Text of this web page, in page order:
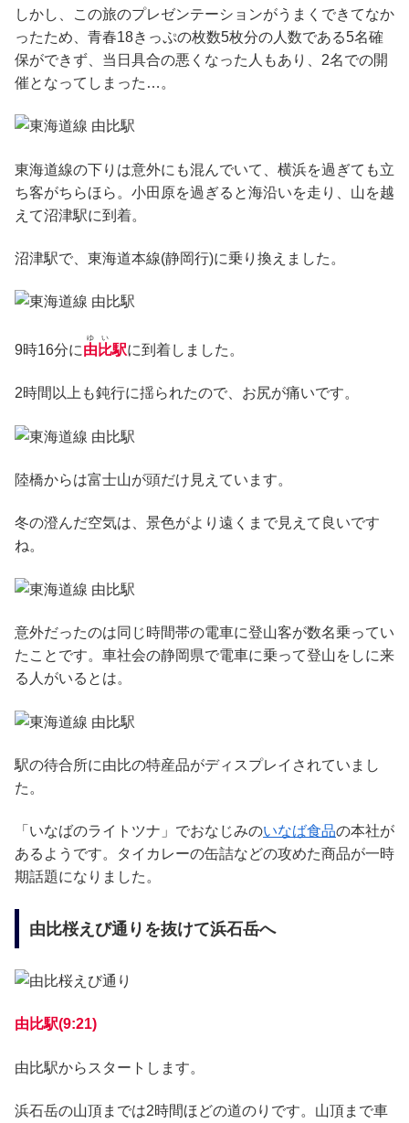
しかし、この旅のプレゼンテーションがうまくできてなか
ったため、青春18きっぷの枚数5枚分の人数である5名確
保ができず、当日具合の悪くなった人もあり、2名での開
催となってしまった…。
東海道線の下りは意外にも混んでいて、横浜を過ぎても立
ち客がちらほら。小田原を過ぎると海沿いを走り、山を越
えて沼津駅に到着。
沼津駅で、東海道本線(静岡行)に乗り換えました。
9時16分に由比
ゆい
駅に到着しました。
2時間以上も鈍行に揺られたので、お尻が痛いです。
陸橋からは富士山が頭だけ見えています。
冬の澄んだ空気は、景色がより遠くまで見えて良いです
ね。
意外だったのは同じ時間帯の電車に登山客が数名乗ってい
たことです。車社会の静岡県で電車に乗って登山をしに来
る人がいるとは。
駅の待合所に由比の特産品がディスプレイされていまし
た。
「いなばのライトツナ」でおなじみのいなば食品の本社が
あるようです。タイカレーの缶詰などの攻めた商品が一時
期話題になりました。
由比桜えび通りを抜けて浜石岳へ
由比駅(9:21)
由比駅からスタートします。
浜石岳の山頂までは2時間ほどの道のりです。山頂まで車